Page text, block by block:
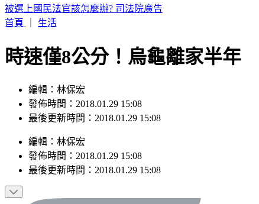
快訊／菲律賓又爆5.0地震 震源深度35公里
首頁
生活
時速僅8公分！烏龜離家半年
編輯：林保宏
發佈時間：2018.01.29 15:08
最後更新時間：2018.01.29 15:08
編輯 ： 林保宏
發佈時間： 2018.01.29 15:08
最後更新時間： 2018.01.29 15:08